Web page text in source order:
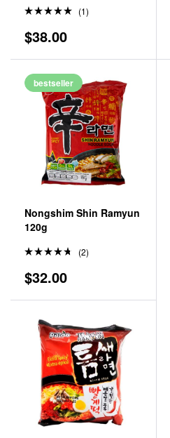
en5.00
de 5
(1)
$38.00
bestseller
Nongshim Shin Ramyun
120g
o en
4.50de
(2)
$32.00